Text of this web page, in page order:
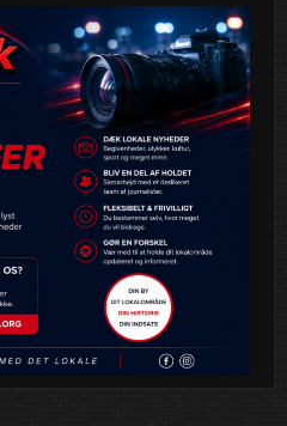
jubilæet bliver ingen
40 års sammenhold og
bliver en dag fyldt med hygge,
af liv på pladsen,” fortæller
– med det glimt i øjet, at de
for vejret.
nu alle med tid og lyst til at
af de mange hyggelige boder,
særligt. Det er en oplagt
del af lokalsamfundet – og
at kende.